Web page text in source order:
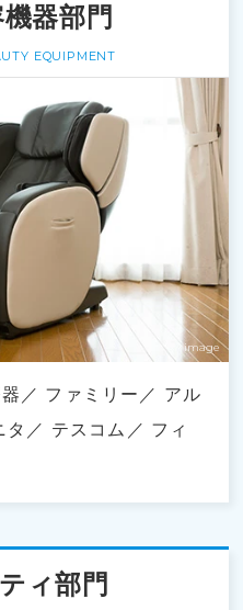
機器部門
EQUIPMENT
ファミリー
アル
タ テスコム
フィ
ィ部門